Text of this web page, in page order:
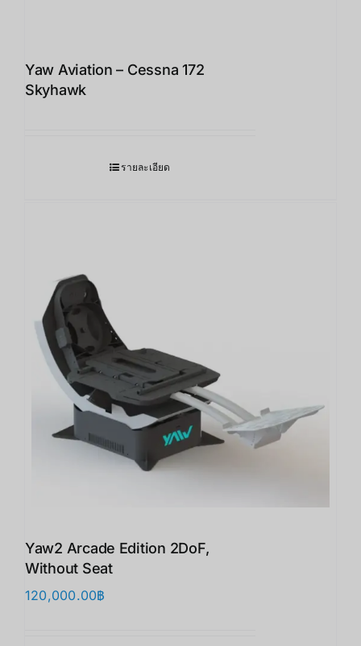
Yaw Aviation – Cessna 172
Skyhawk
รายละเอียด
Yaw2 Arcade Edition 2DoF,
Without Seat
120,000.00฿